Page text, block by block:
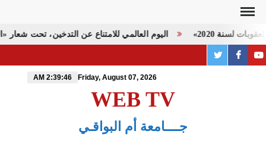
Skip
content
اليوم العالمي للامتناع عن التدخين، تحت شعار لسنة 2020»
youtube
PAGE
WEB TV
جــــامعة أم البواقـي
2:39:46 AM Friday, August 07, 2026